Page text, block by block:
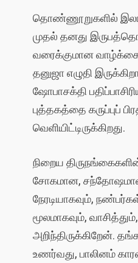
தொண்ணூறுகளில்
முதல் தனது
வரைக்குமான
தனுஜா எழுதி
ஷோபாசக்தி
புத்தகத்தை கருப்புப்
வெளியிட்டிருக்கிறது.
நிறைய
சோகமான,
நேரடியாகவும்,
மூலமாகவும்,
அறிந்திருக்கிறேன்.
உணர்வது, பாலினம்